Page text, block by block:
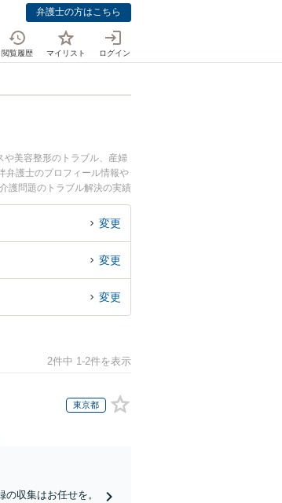
弁護士の方はこちら
閲覧履歴 マイリスト ログイン
や美容整形のトラブル、産婦
弁護士のプロフィール情報や
護問題のトラブル解決の実績
んにおすすめです。
変更
変更
変更
2件中 1-2件を表示
東京都
収集はお任せを。